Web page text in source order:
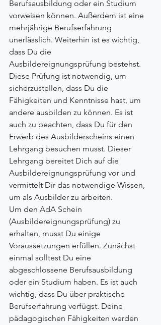
Berufsausbildung oder ein Studium
vorweisen können. Außerdem ist eine
mehrjährige Berufserfahrung
unerlässlich. Weiterhin ist es wichtig,
dass Du die
Ausbildereignungsprüfung bestehst.
Diese Prüfung ist notwendig, um
sicherzustellen, dass Du die
Fähigkeiten und Kenntnisse hast, um
andere ausbilden zu können. Es ist
auch zu beachten, dass Du für den
Erwerb des Ausbilderscheins einen
Lehrgang besuchen musst. Dieser
Lehrgang bereitet Dich auf die
Ausbildereignungsprüfung vor und
vermittelt Dir das notwendige Wissen,
um als Ausbilder zu arbeiten.
Um den AdA Schein
(Ausbildereignungsprüfung) zu
erhalten, musst Du einige
Voraussetzungen erfüllen. Zunächst
einmal solltest Du eine
abgeschlossene Berufsausbildung
oder ein Studium haben. Es ist auch
wichtig, dass Du über praktische
Berufserfahrung verfügst. Deine
pädagogischen Fähigkeiten werden